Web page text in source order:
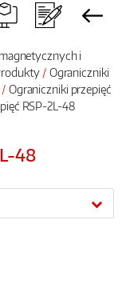
i
Ograniczniki
Ograniczniki przepięć
RSP-2L-48
48